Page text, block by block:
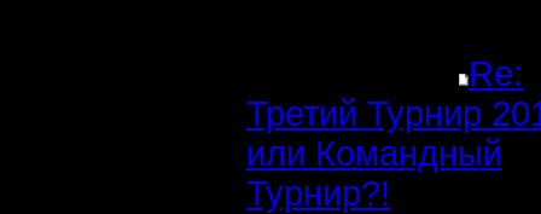
Re:
Третий Турнир
или Командный
Турнир?!